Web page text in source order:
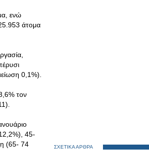
ενώ
άτομα
0,1%).
τον
45-
(65- 74
ΣΧΕΤΙΚΑ ΑΡΘΡΑ